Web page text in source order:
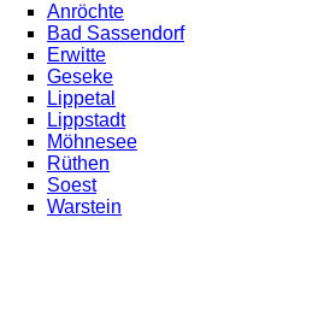
Anröchte
Bad Sassendorf
Erwitte
Geseke
Lippetal
Lippstadt
Möhnesee
Rüthen
Soest
Warstein